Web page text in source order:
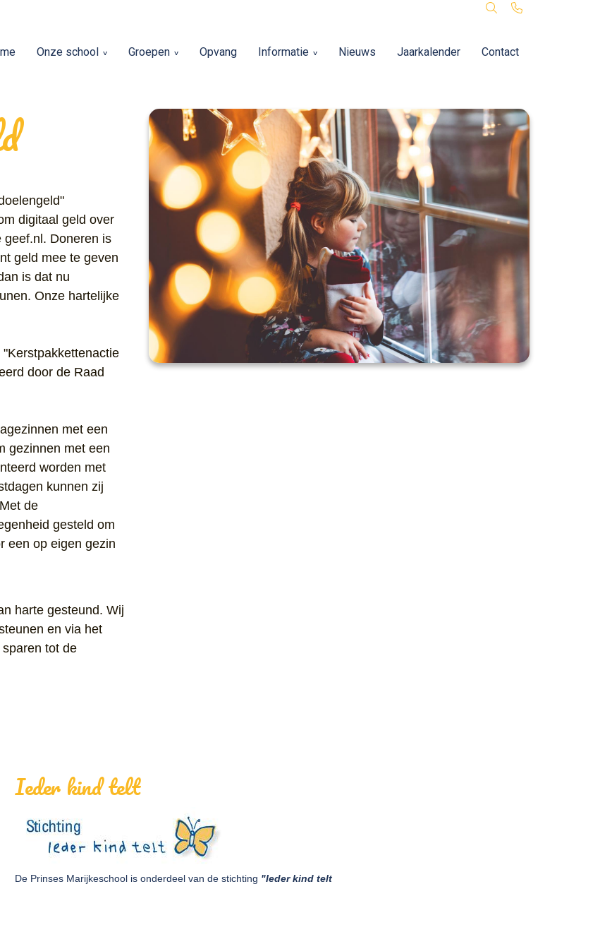
Onze school Groepen Opvang Informatie Nieuws Jaarkalender Contact
digitaal geld over
geef.nl. Doneren is
geld mee te geven
is dat nu
Onze hartelijke
door de Raad
met een
gezinnen met een
worden met
kunnen zij
de
gesteld om
een op eigen gezin
harte gesteund. Wij
en via het
tot de
Ieder kind telt
De Prinses Marijkeschool is onderdeel van de stichting "Ieder kind telt